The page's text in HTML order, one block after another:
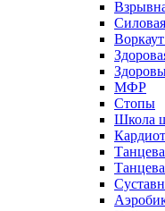
МФР
Стопы
Школа